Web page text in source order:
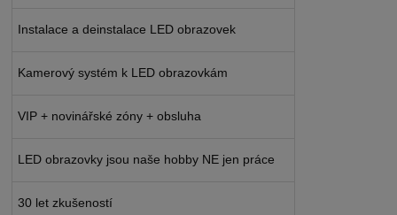
Instalace a deinstalace LED obrazovek
Kamerový systém k LED obrazovkám
VIP + novinářské zóny + obsluha
LED obrazovky jsou naše hobby NE jen práce
30 let zkušeností